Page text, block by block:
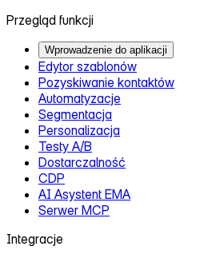
Przegląd funkcji
Wprowadzenie do aplikacji
Edytor szablonów
Pozyskiwanie kontaktów
Automatyzacje
Segmentacja
Personalizacja
Testy A/B
Dostarczalność
CDP
AI Asystent EMA
Serwer MCP
Integracje